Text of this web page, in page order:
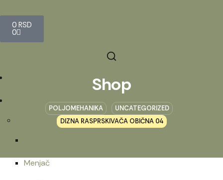
0 RSD
0
Menjač
Shop
POLJOMEHANIKA
UNCATEGORIZED
DIZNA RASPRSKIVAČA OBIČNA 04